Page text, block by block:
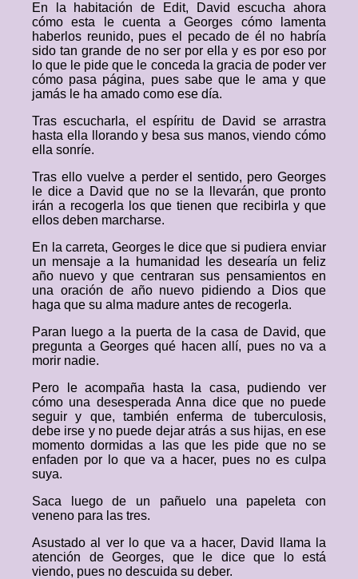
En la habitación de Edit, David escucha ahora
cómo esta le cuenta a Georges cómo lamenta
haberlos reunido, pues el pecado de él no habría
sido tan grande de no ser por ella y es por eso por
lo que le pide que le conceda la gracia de poder ver
cómo pasa página, pues sabe que le ama y que
jamás le ha amado como ese día.
Tras escucharla, el espíritu de David se arrastra
hasta ella llorando y besa sus manos, viendo cómo
ella sonríe.
Tras ello vuelve a perder el sentido, pero Georges
le dice a David que no se la llevarán, que pronto
irán a recogerla los que tienen que recibirla y que
ellos deben marcharse.
En la carreta, Georges le dice que si pudiera enviar
un mensaje a la humanidad les desearía un feliz
año nuevo y que centraran sus pensamientos en
una oración de año nuevo pidiendo a Dios que
haga que su alma madure antes de recogerla.
Paran luego a la puerta de la casa de David, que
pregunta a Georges qué hacen allí, pues no va a
morir nadie.
Pero le acompaña hasta la casa, pudiendo ver
cómo una desesperada Anna dice que no puede
seguir y que, también enferma de tuberculosis,
debe irse y no puede dejar atrás a sus hijas, en ese
momento dormidas a las que les pide que no se
enfaden por lo que va a hacer, pues no es culpa
suya.
Saca luego de un pañuelo una papeleta con
veneno para las tres.
Asustado al ver lo que va a hacer, David llama la
atención de Georges, que le dice que lo está
viendo, pues no descuida su deber.